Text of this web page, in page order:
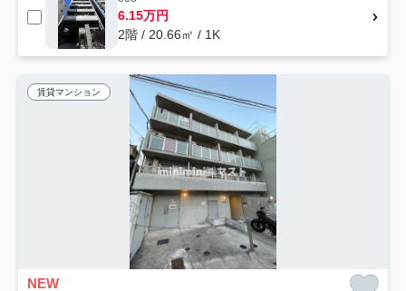
6.15万円
2階 / 20.66㎡ / 1K
賃貸マンション
NEW